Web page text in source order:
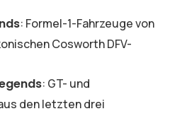
: Formel-1-Fahrzeuge von
Cosworth DFV-
: GT- und
den letzten drei